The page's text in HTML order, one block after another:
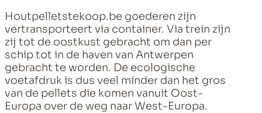
Houtpelletstekoop.be goederen zijn
vertransporteert via container. Via trein zijn
zij tot de oostkust gebracht om dan per
schip tot in de haven van Antwerpen
gebracht te worden. De ecologische
voetafdruk is dus veel minder dan het gros
van de pellets die komen vanuit Oost-
Europa over de weg naar West-Europa.